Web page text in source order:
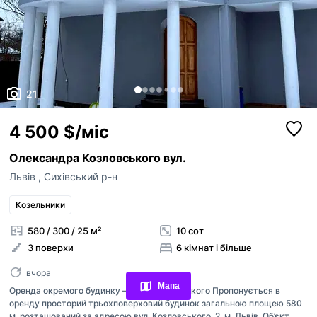
Контакти
Обрані оголошення
Переглянуті оголошення
21
4 500 $/міс
Олександра Козловського вул.
Львів , Сихівський р-н
Козельники
580 / 300 / 25 м²
3 поверхи
10 сот
6 кімнат і більше
вчора
Оренда окремого будинку — вул. Козловського Пропонується в
оренду просторий трьохповерховий будинок загальною площею 580
Мапа